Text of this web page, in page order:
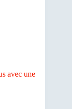
avec une